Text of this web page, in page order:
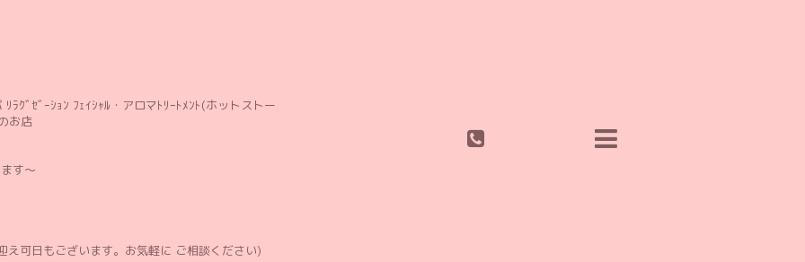
ﾗｸﾞｾﾞｰｼｮﾝ ﾌｪｲｼｬﾙ・アロマﾄﾘｰﾄﾒﾝﾄ(ホットストー
お店
す〜
え可日もございます。お気軽に ご相談ください)